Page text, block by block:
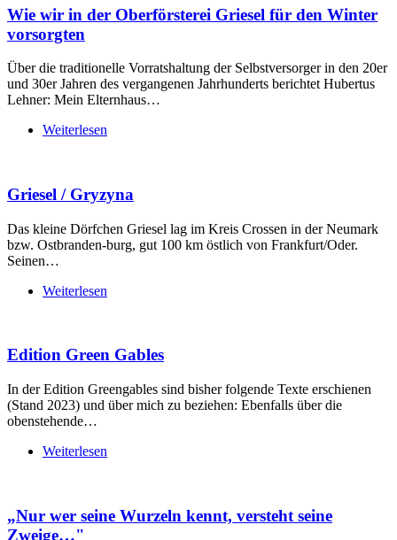
Wie wir in der Oberförsterei Griesel für den Winter
vorsorgten
Über die traditionelle Vorratshaltung der Selbstversorger in den 20er
und 30er Jahren des vergangenen Jahrhunderts berichtet Hubertus
Lehner: Mein Elternhaus…
Weiterlesen
Griesel / Gryzyna
Das kleine Dörfchen Griesel lag im Kreis Crossen in der Neumark
bzw. Ostbranden-burg, gut 100 km östlich von Frankfurt/Oder.
Seinen…
Weiterlesen
Edition Green Gables
In der Edition Greengables sind bisher folgende Texte erschienen
(Stand 2023) und über mich zu beziehen: Ebenfalls über die
obenstehende…
Weiterlesen
„Nur wer seine Wurzeln kennt, versteht seine
Zweige…"